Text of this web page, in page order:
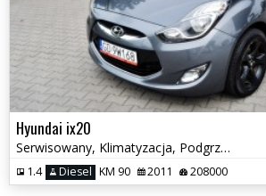
Hyundai ix20
Serwisowany, Klimatyzacja, Podgrzewane fotele
1.4 Diesel KM 90 2011 208000